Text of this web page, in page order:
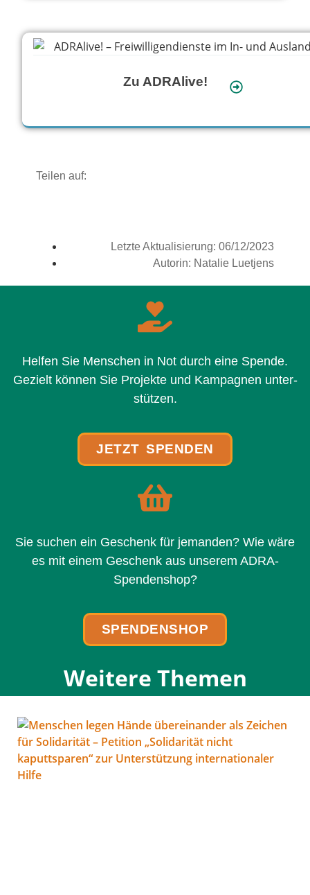
Zu ADRAlive!
Teilen auf:
Letzte Aktualisierung: 06/12/2023
Autorin: Natalie Luetjens
Helfen Sie Menschen in Not durch eine Spende.
Gezielt kön­nen Sie Projekte und Kampagnen unter­
stüt­zen.
JETZT SPENDEN
Sie suchen ein Geschenk für jeman­den? Wie wäre
es mit einem Geschenk aus unse­rem ADRA-
Spendenshop?
SPENDENSHOP
Weitere Themen